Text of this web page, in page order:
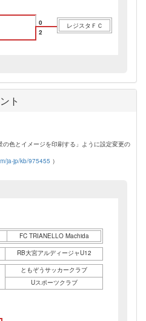
0
2
レジスタＦＣ
ト
色とイメージを印刷する」ように設定変更の
ja-jp/kb/975455 ）
FC TRIANELLO Machida
RB大宮アルディージャU12
ともぞうサッカークラブ
Uスポーツクラブ